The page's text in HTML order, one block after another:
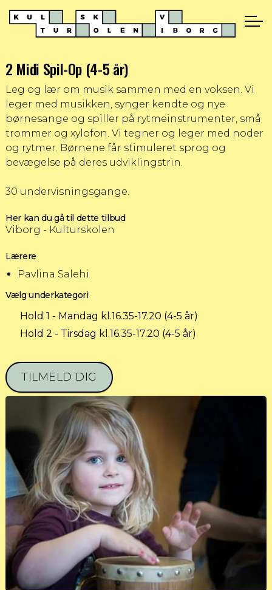
2 Midi Spil-Op (4-5 år)
Leg og lær om musik sammen med en voksen. Vi
leger med musikken, synger kendte og nye
børnesange og spiller på rytmeinstrumenter, små
trommer og xylofon. Vi tegner og leger med noder
og rytmer. Børnene får stimuleret sprog og
bevægelse på deres udviklingstrin.
30 undervisningsgange.
Her kan du gå til dette tilbud
Viborg - Kulturskolen
Lærere
Pavlina Salehi
Vælg underkategori
Hold 1 - Mandag kl.16.35-17.20 (4-5 år)
Hold 2 - Tirsdag kl.16.35-17.20 (4-5 år)
TILMELD DIG